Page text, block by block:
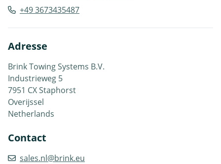
+49 3673435487
Adresse
Brink Towing Systems B.V.
Industrieweg 5
7951 CX Staphorst
Overijssel
Netherlands
Contact
sales.nl@brink.eu